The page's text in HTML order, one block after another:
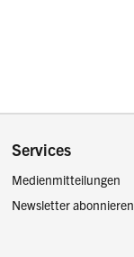
Footer
Services
Medienmitteilungen
Newsletter abonnieren